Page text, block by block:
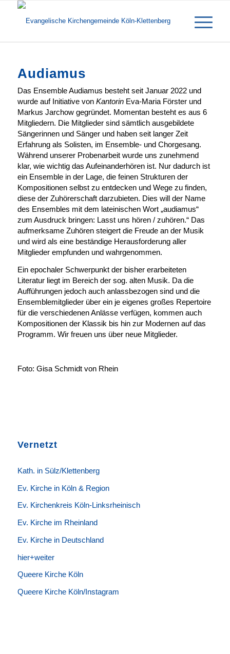
Audiamus
Das Ensemble Audiamus besteht seit Januar 2022 und
wurde auf Initiative von KantorinEva-Maria Förster und
Markus Jarchow gegründet. Momentan besteht es aus 6
Mitgliedern. Die Mitglieder sind sämtlich ausgebildete
Sängerinnen und Sänger und haben seit langer Zeit
Erfahrung als Solisten, im Ensemble- und Chorgesang.
Während unserer Probenarbeit wurde uns zunehmend
klar, wie wichtig das Aufeinanderhören ist. Nur dadurch ist
ein Ensemble in der Lage, die feinen Strukturen der
Kompositionen selbst zu entdecken und Wege zu finden,
diese der Zuhörerschaft darzubieten. Dies will der Name
des Ensembles mit dem lateinischen Wort „audiamus“
zum Ausdruck bringen: Lasst uns hören / zuhören.“ Das
aufmerksame Zuhören steigert die Freude an der Musik
und wird als eine beständige Herausforderung aller
Mitglieder empfunden und wahrgenommen.
Ein epochaler Schwerpunkt der bisher erarbeiteten
Literatur liegt im Bereich der sog. alten Musik. Da die
Aufführungen jedoch auch anlassbezogen sind und die
Ensemblemitglieder über ein je eigenes großes Repertoire
für die verschiedenen Anlässe verfügen, kommen auch
Kompositionen der Klassik bis hin zur Modernen auf das
Programm. Wir freuen uns über neue Mitglieder.
Foto: Gisa Schmidt von Rhein
Vernetzt
Kath. in Sülz/Klettenberg
Ev. Kirche in Köln & Region
Ev. Kirchenkreis Köln-Linksrheinisch
Ev. Kirche im Rheinland
Ev. Kirche in Deutschland
hier+weiter
Queere Kirche Köln
Queere Kirche Köln/Instagram